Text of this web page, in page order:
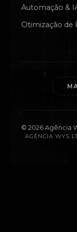
Automação &
Otimização de
© 2026Agência
AGÊNCIA WYS